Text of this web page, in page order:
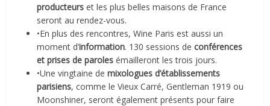
producteurs et les plus belles maisons de France
seront au rendez-vous.
•En plus des rencontres, Wine Paris est aussi un
moment d’information. 130 sessions deconférences
et prises de paroles émailleront les trois jours.
•Une vingtaine demixologues d’établissements
parisiens, comme le Vieux Carré, Gentleman 1919 ou
Moonshiner, seront également présents pour faire